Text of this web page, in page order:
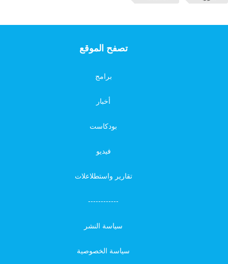
تصفح الموقع
برامج
أخبار
بودكاست
فيديو
تقارير واستطلاعلات
------------
سياسة النشر
سياسة الخصوصية